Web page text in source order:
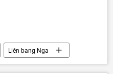
Liên bang Nga